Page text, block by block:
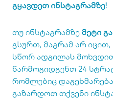
გყავდეთ ინსტაგრამზე!
თუ ინსტაგრამზე მეტი
გსურთ, მაგრამ არ
სწორ ადგილას
წარმოგიდგენთ 24
რომლებიც
გაზარდოთ თქვენი